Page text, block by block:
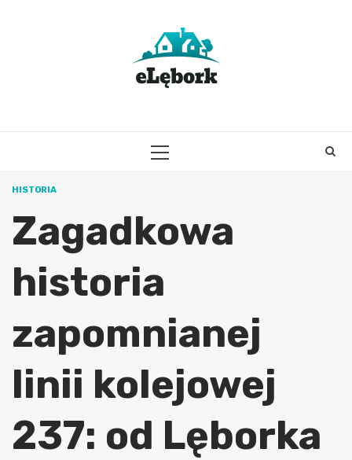
PRIMARY
HISTORIA
Zagadkowa
historia
zapomnianej
linii kolejowej
237: od Lęborka